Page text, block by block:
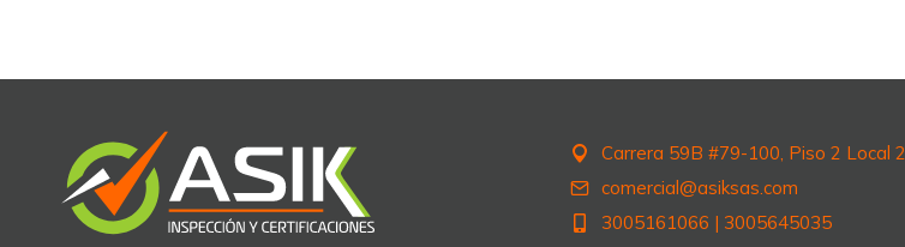
Carrera 59B #79-100, Piso 2 Local 2
comercial@asiksas.com
3005161066 | 3005645035